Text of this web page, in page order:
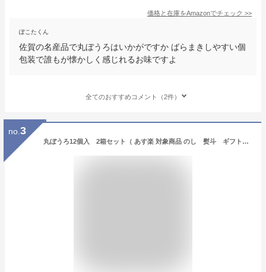
価格と在庫をAmazonでチェック >>
ぽこたくん
佐賀の名産品で丸ぼうろはいかがですか ばらまきしやすい個
包装で誰もが懐かしく感じれるお味ですよ
全てのおすすめコメント（2件）
no. 3
丸ぼうろ12個入 2箱セット（ あす楽 対象商品 のし 熨斗 ギフト まるぼうろ プレゼント 父の日 母の日 誕生日 敬老 店頭受取対応商品 はちみつ使用 お持たせ 土産 プチギフト 九州 佐賀 銘菓 和菓子 ソフト 焼菓子 セット ）